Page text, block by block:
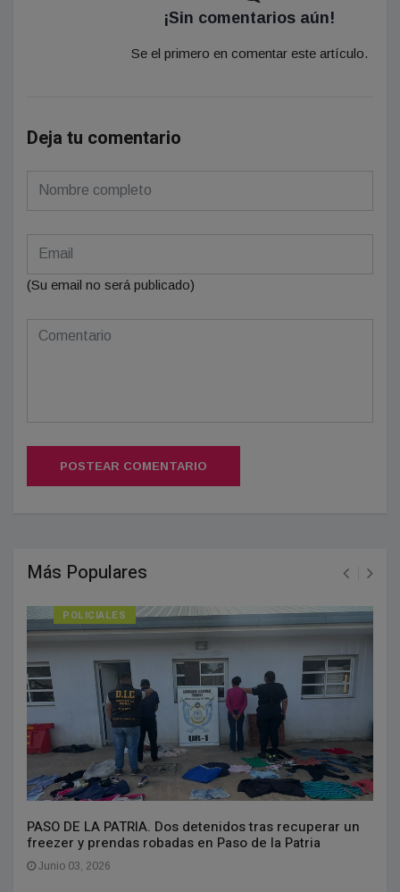
¡Sin comentarios aún!
Se el primero en comentar este artículo.
Deja tu comentario
(Su email no será publicado)
POSTEAR COMENTARIO
Más Populares
POLICIALES
PASO DE LA PATRIA. Dos detenidos tras recuperar un
freezer y prendas robadas en Paso de la Patria
Junio 03, 2026